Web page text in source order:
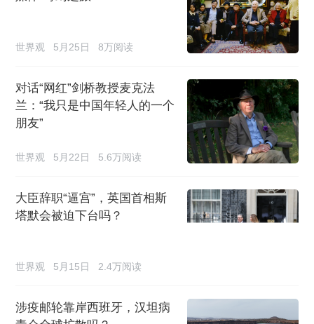
世界观 5月25日 8万阅读
对话“网红”剑桥教授麦克法
兰：“我只是中国年轻人的一个
朋友”
世界观 5月22日 5.6万阅读
大臣辞职“逼宫”，英国首相斯
塔默会被迫下台吗？
世界观 5月15日 2.4万阅读
涉疫邮轮靠岸西班牙，汉坦病